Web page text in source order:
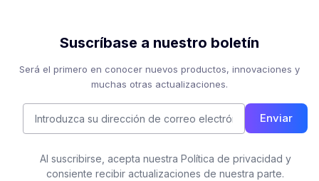
Suscríbase a nuestro boletín
Será el primero en conocer nuevos productos, innovaciones y
muchas otras actualizaciones.
Enviar
Al suscribirse, acepta nuestra Política de privacidad y
consiente recibir actualizaciones de nuestra parte.